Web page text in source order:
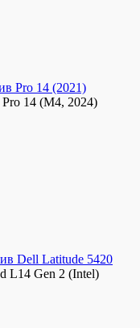
Pro 14 (2021)
14 (M4, 2024)
Dell Latitude 5420
L14 Gen 2 (Intel)